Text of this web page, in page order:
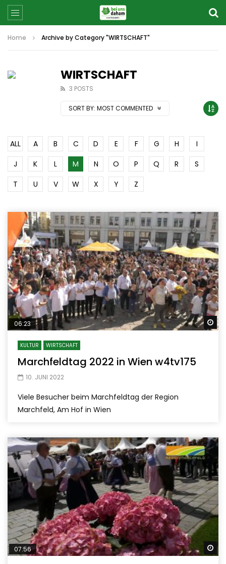
Home Archive by Category "WIRTSCHAFT"
WIRTSCHAFT
3 POSTS
SORT BY: MOST COMMENTED
ALL A B C D E F G H
I
J
K L M N O P Q R
S
T
U V W X Y Z
06:23
KULTUR WIRTSCHAFT
Marchfeldtag 2022 in Wien w4tv175
10. JUNI 2022
Viele Besucher beim Marchfeldtag der Region
Marchfeld, Am Hof in Wien
07:56